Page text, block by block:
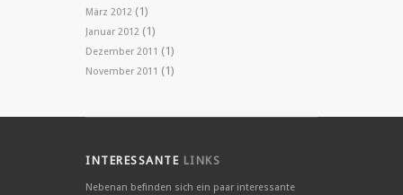
März 2012 (1)
Januar 2012 (1)
Dezember 2011 (1)
November 2011 (1)
INTERESSANTE LINKS
Nebenan befinden sich ein paar interessante